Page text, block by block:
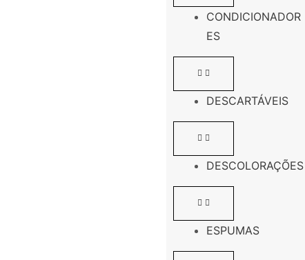
CONDICIONADOR
ES
DESCARTÁVEIS
DESCOLORAÇÕES
ESPUMAS